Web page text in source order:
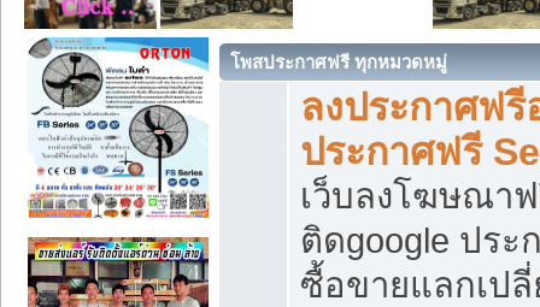
โพสประกาศฟรี ทุกหมวดหมู่
ลงประกาศฟ
ประกาศฟรี
เว็บลงโฆษณา
ติดgoogle ปร
ซื้อขายแลกเป